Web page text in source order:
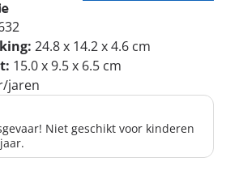
24.8 x 14.2 x 4.6 cm
15.0 x 9.5 x 6.5 cm
jaren
Niet geschikt voor kinderen